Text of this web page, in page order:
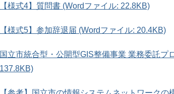
【様式4】質問書 (Wordファイル: 22.8KB)
【様式5】参加辞退届 (Wordファイル: 20.4KB)
国立市統合型・公開型GIS整備事業 業務委託プ
137.8KB)